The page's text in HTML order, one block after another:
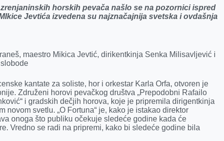
horskih pevača našlo se na pozornici ispred
Jevtića izvedena su najznačajnija svetska i ovdašnja
maestro Mikica Jevtić, dirikentkinja Senka Milisavljević i
kantate za soliste, hor i orkestar Karla Orfa, otvoren je
Združeni horovi pevačkog društva „Prepodobni Rafailo
i gradskih dečjih horova, koje je pripremila dirigentkinja
svetlu. „O Fortuna“ je, kako je istakao direktor
onoga što publiku očekuje sledeće godine kada će
Vredno se radi na pripremi, kako bi sledeće godine bila